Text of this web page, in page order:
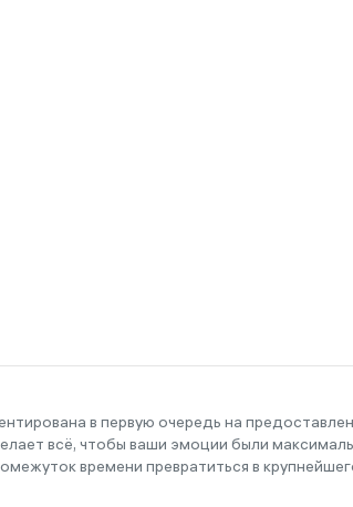
в первую очередь на
всё, чтобы ваши эмоции были
времени превратиться в